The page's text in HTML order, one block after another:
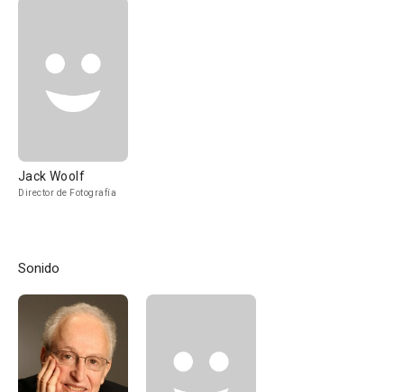
Jack Woolf
Director de Fotografía
Sonido